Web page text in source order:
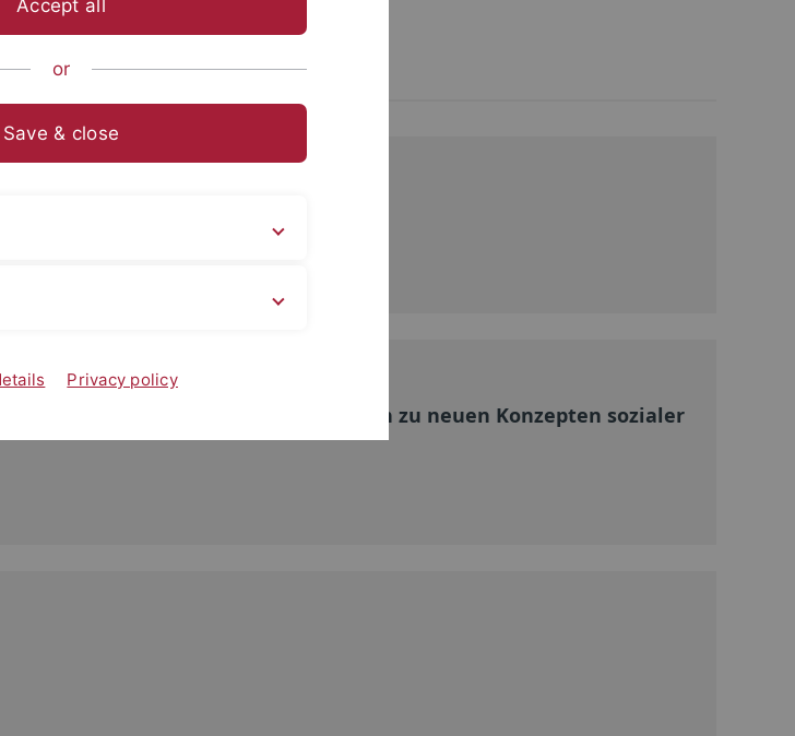
und Archäologie des Mittelalters
von Kopparsvik auf Gotland. Studien zu neuen Konzepten sozialer
Accept all
or
Save & close
Privacy policy